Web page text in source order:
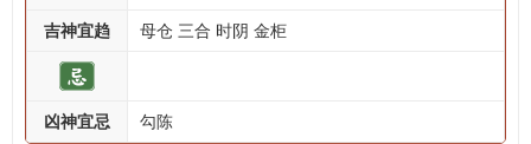
吉神宜趋 母仓 三合 时阴 金柜
凶神宜忌 勾陈